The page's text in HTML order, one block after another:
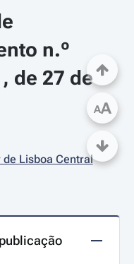
n.º
de 27 de
Lisboa Central
AA